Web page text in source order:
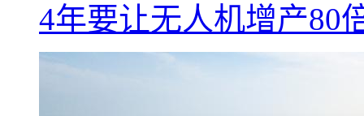
4年要让无人机增产80